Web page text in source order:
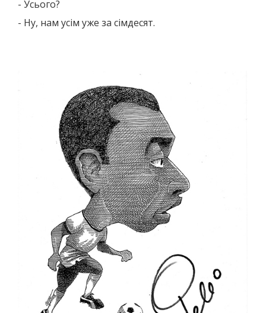
ІСТОРІЯ
ВІДОМІ ЛЮДИ МІСТА
80-ТІ РОКИ
90-ТІ РОКИ
ІСТОРІЯ ОДНІЄЇ ФОТОГРАФІЇ
ІСТОРІЯ ТРАНСПОРТУ
- Усього?
- Ну, нам усім уже за сімдесят.